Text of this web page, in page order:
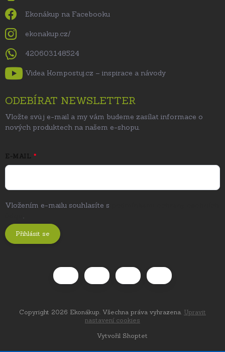
Ekonákup na Facebooku
ekonakup.cz/
420603148524
Videa Kompostuj.cz – inspirace a návody
ODEBÍRAT NEWSLETTER
Vložte svůj e-mail a my vám budeme zasílat informace o
nových produktech na našem e-shopu.
E-MAIL
Vložením e-mailu souhlasíte s
.
Přihlásit se
Vytvořil Shoptet
Copyright 2026 Ekonákup. Všechna práva vyhrazena. Upravit
nastavení cookies